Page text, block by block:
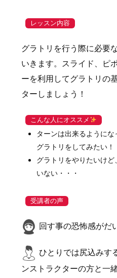
レッスン内容
グラトリを行う際に必要
いきます。スライド、ピ
ーを利用してグラトリの
ターしましょう！
こんな人にオススメ
ターンは出来るようにな
グラトリをしてみたい！
グラトリをやりたいけ
いない・・・
受講者の声
回す事の恐怖感がだ
ひとりでは尻込みす
ンストラクターの方と一